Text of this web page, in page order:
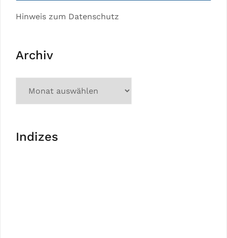
Hinweis zum Datenschutz
Archiv
Indizes